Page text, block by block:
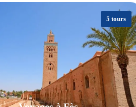
VIEW ALL TOURS
5 tours